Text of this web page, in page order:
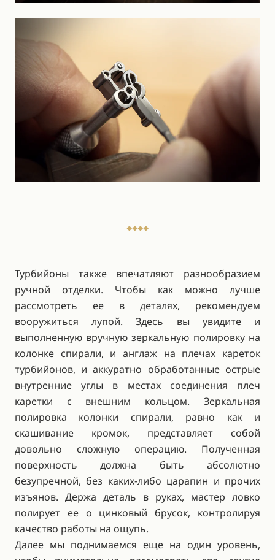
Турбийоны также впечатляют разнообразием
ручной отделки. Чтобы как можно лучше
рассмотреть ее в деталях, рекомендуем
вооружиться лупой. Здесь вы увидите и
выполненную вручную зеркальную полировку на
колонке спирали, и англаж на плечах кареток
турбийонов, и аккуратно обработанные острые
внутренние углы в местах соединения плеч
каретки с внешним кольцом. Зеркальная
полировка колонки спирали, равно как и
скашивание кромок, представляет собой
довольно сложную операцию. Полученная
поверхность должна быть абсолютно
безупречной, без каких-либо царапин и прочих
изъянов. Держа деталь в руках, мастер ловко
полирует ее о цинковый брусок, контролируя
качество работы на ощупь.
Далее мы поднимаемся еще на один уровень,